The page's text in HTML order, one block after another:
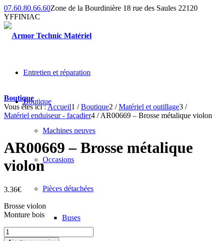
07.60.80.66.60Zone de la Bourdinière 18 rue des Saules 22120
YFFINIAC
Entretien et réparation
Boutique
Machines neuves
Occasions
Pièces détachées
Buses
Boutique
Vous êtes ici :Accueil1 / Boutique2 / Matériel et outillage3 /
Matériel enduiseur - façadier4 / AR00669 – Brosse métalique violon
AR00669 – Brosse métalique
violon
3.36€
Brosse violon
Monture bois
quantité
de